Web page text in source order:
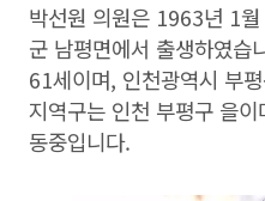
박선원 의원은 1963년 1
군 남평면에서 출생하였
61세이며, 인천광역시 부
지역구는 인천 부평구 을
동중입니다.